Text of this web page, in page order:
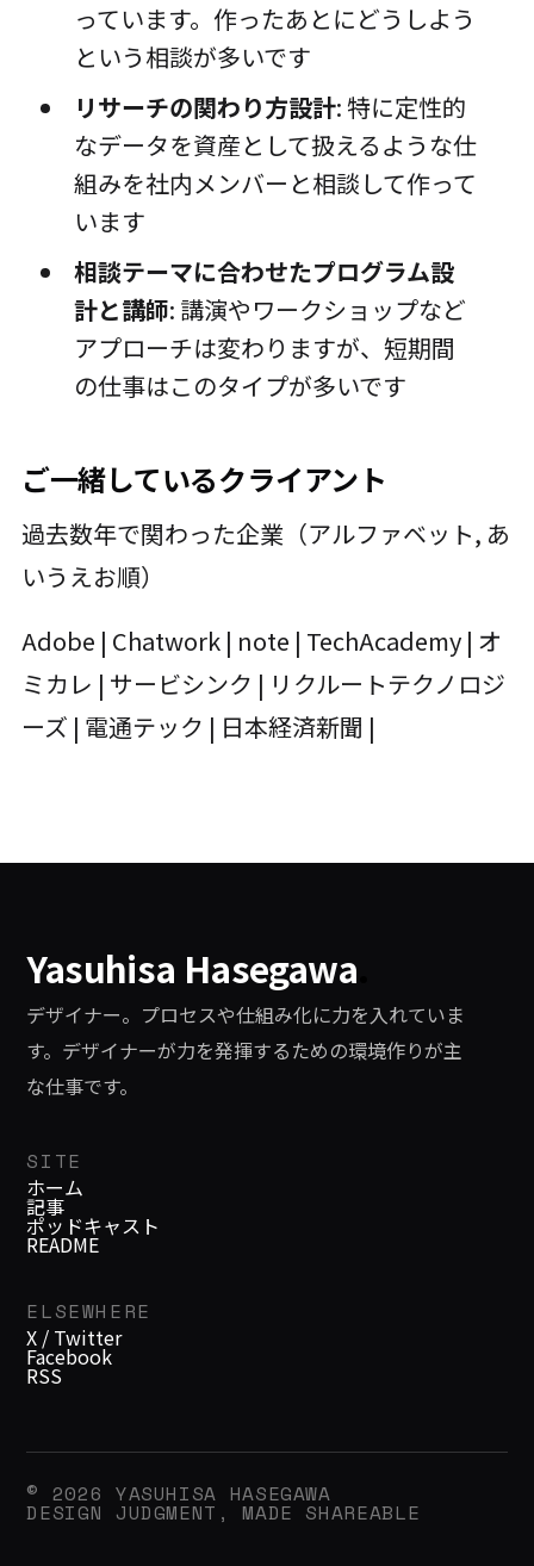
っています。作ったあとにどうしよう
という相談が多いです
リサーチの関わり方設計: 特に定性的
なデータを資産として扱えるような仕
組みを社内メンバーと相談して作って
います
相談テーマに合わせたプログラム設
計と講師: 講演やワークショップなど
アプローチは変わりますが、短期間
の仕事はこのタイプが多いです
ご一緒しているクライアント
過去数年で関わった企業（アルファベット, あ
いうえお順）
Adobe | Chatwork | note | TechAcademy | オ
ミカレ | サービシンク | リクルートテクノロジ
ーズ | 電通テック | 日本経済新聞 |
Yasuhisa Hasegawa
デザイナー。プロセスや仕組み化に力を入れていま
す。デザイナーが力を発揮するための環境作りが主
な仕事です。
SITE
ホーム
記事
ポッドキャスト
README
ELSEWHERE
X / Twitter
Facebook
RSS
© 2026 YASUHISA HASEGAWA
DESIGN JUDGMENT, MADE SHAREABLE